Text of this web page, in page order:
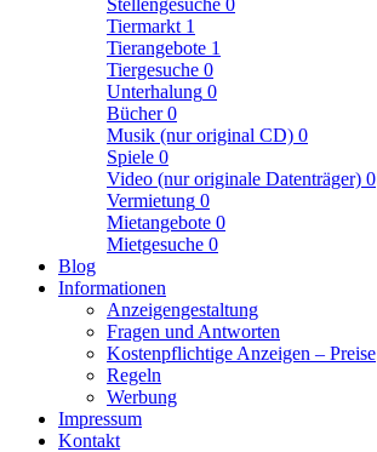
Stellengesuche 0
Tiermarkt 1
Tierangebote 1
Tiergesuche 0
Unterhalung 0
Bücher0
Musik (nur original CD) 0
Spiele 0
Video (nur originale Datenträger) 0
Vermietung 0
Mietangebote 0
Mietgesuche 0
Blog
Informationen
Anzeigengestaltung
Fragen und Antworten
Kostenpflichtige Anzeigen – Preise
Regeln
Werbung
Impressum
Kontakt